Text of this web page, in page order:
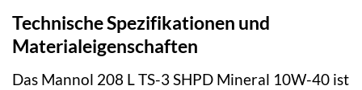
Technische Spezifikationen und
Materialeigenschaften
Das Mannol 208 L TS-3 SHPD Mineral 10W-40 ist